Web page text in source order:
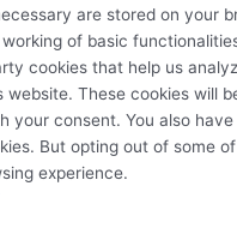
are stored on your
of basic
cookies that help us
website. These cookies will
your consent. You also
But opting out of some
experience.